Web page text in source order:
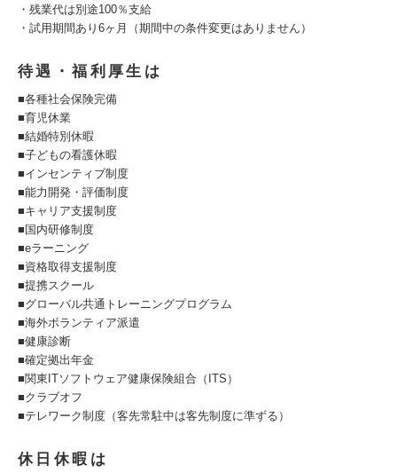
・残業代は別途100％支給
・試用期間あり6ヶ月（期間中の条件変更はありません）
待遇・福利厚生は
■各種社会保険完備
■育児休業
■結婚特別休暇
■子どもの看護休暇
■インセンティブ制度
■能力開発・評価制度
■キャリア支援制度
■国内研修制度
■eラーニング
■資格取得支援制度
■提携スクール
■グローバル共通トレーニングプログラム
■海外ボランティア派遣
■健康診断
■確定拠出年金
■関東ITソフトウェア健康保険組合（ITS）
■クラブオフ
■テレワーク制度（客先常駐中は客先制度に準ずる）
休日休暇は